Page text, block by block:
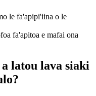
fa'apitoa e mafai ona
latou lava siaki